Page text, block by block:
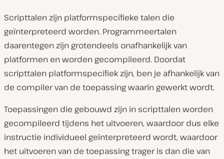
Scripttalen zijn platformspecifieke talen die
geïnterpreteerd worden. Programmeertalen
daarentegen zijn grotendeels onafhankelijk van
platformen en worden gecompileerd. Doordat
scripttalen platformspecifiek zijn, ben je afhankelijk van
de compiler van de toepassing waarin gewerkt wordt.
Toepassingen die gebouwd zijn in scripttalen worden
gecompileerd tijdens het uitvoeren, waardoor dus elke
instructie individueel geïnterpreteerd wordt, waardoor
het uitvoeren van de toepassing trager is dan die van